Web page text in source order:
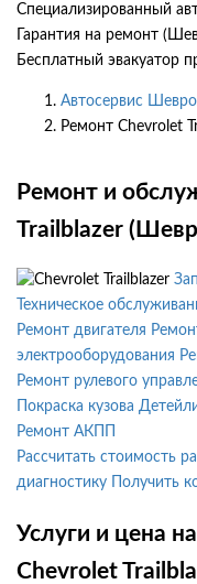
Специализированный
Гарантия на ремонт
Бесплатный эвакуатор
Автосервис
Ремонт Chevrolet
Ремонт и
Trailblazer
Техническое
Ремонт двигателя
электрооборудования
Ремонт рулевого
Покраска кузова
Ремонт АКПП
Рассчитать стоимость
диагностику
Получить
Услуги и цена
Chevrolet